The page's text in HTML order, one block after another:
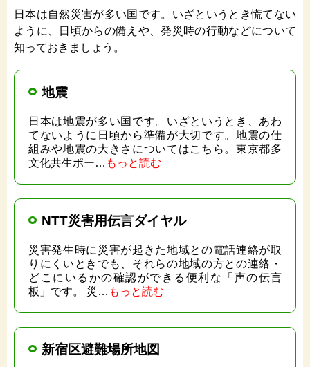
日本は自然災害が多い国です。いざというとき慌てない
ように、日頃からの備えや、発災時の行動などについて
知っておきましょう。
地震
日本は地震が多い国です。いざというとき、あわ
てないように日頃から準備が大切です。地震の仕
組みや地震の大きさについてはこちら。東京都多
文化共生ポー… もっと読む
NTT災害用伝言ダイヤル
災害発生時に災害が起きた地域との電話連絡が取
りにくいときでも、それらの地域の方との連絡・
どこにいるかの確認ができる便利な「声の伝言
板」です。 災… もっと読む
新宿区避難場所地図